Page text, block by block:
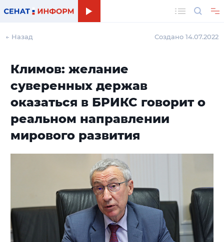
← Назад Создано 14.07.2022
Климов: желание
суверенных держав
оказаться в БРИКС говорит о
реальном направлении
мирового развития